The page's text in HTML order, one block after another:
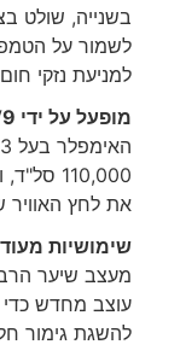
בשנייה, שולט
למניעת נזקי חום
מופעל על ידי DYSON DIGITAL MOTOR V9
את לחץ האוויר
שימושיות
מעצב שיער
עוצב מחדש כדי
להשגת גימור